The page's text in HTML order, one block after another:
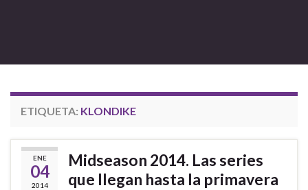
ETIQUETA: KLONDIKE
ENE
04
2014
Midseason 2014. Las series
que llegan hasta la primavera